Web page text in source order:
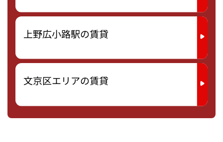
上野広小路駅の賃貸
文京区エリアの賃貸